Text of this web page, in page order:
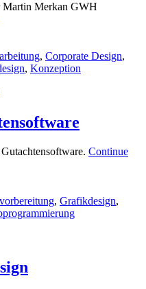
Martin Merkan GWH
, Corporate Design,
, Konzeption
Continue
, Grafikdesign,